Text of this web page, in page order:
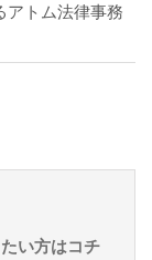
アトム法律事務
い方はコチ